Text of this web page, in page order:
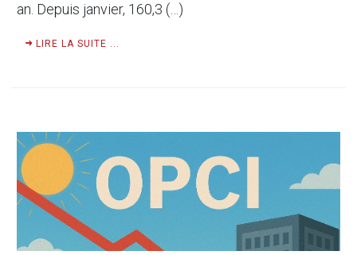
an. Depuis janvier, 160,3 (…)
LIRE LA SUITE ...